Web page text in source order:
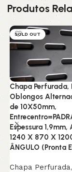
Produtos
SOLD OUT
Chapa Perfurada,
Oblongos
de 10X50mm,
Espessura 1,9mm,
1240 X 870 X
ÂNGULO (Pronta
Chapa Perfurada,